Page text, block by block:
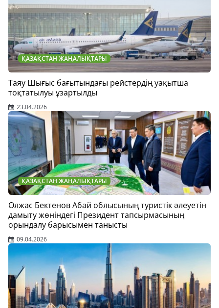
ҚАЗАҚСТАН ЖАҢАЛЫҚТАРЫ
Таяу Шығыс бағытындағы рейстердің уақытша
тоқтатылуы ұзартылды
23.04.2026
ҚАЗАҚСТАН ЖАҢАЛЫҚТАРЫ
Олжас Бектенов Абай облысының туристік әлеуетін
дамыту жөніндегі Президент тапсырмасының
орындалу барысымен танысты
09.04.2026